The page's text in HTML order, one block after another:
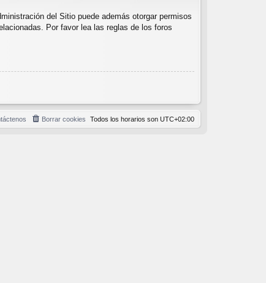
del Sitio puede además otorgar permisos
Por favor lea las reglas de los foros
Todos los horarios son UTC+02:00
Borrar cookies